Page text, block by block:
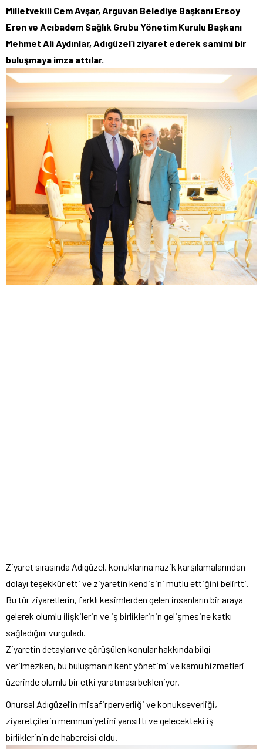
Milletvekili Cem Avşar, Arguvan Belediye Başkanı Ersoy
Eren ve Acıbadem Sağlık Grubu Yönetim Kurulu Başkanı
Mehmet Ali Aydınlar, Adıgüzel’i ziyaret ederek samimi bir
buluşmaya imza attılar.
Ziyaret sırasında Adıgüzel, konuklarına nazik karşılamalarından
dolayı teşekkür etti ve ziyaretin kendisini mutlu ettiğini belirtti.
Bu tür ziyaretlerin, farklı kesimlerden gelen insanların bir araya
gelerek olumlu ilişkilerin ve iş birliklerinin gelişmesine katkı
sağladığını vurguladı.
Ziyaretin detayları ve görüşülen konular hakkında bilgi
verilmezken, bu buluşmanın kent yönetimi ve kamu hizmetleri
üzerinde olumlu bir etki yaratması bekleniyor.
Onursal Adıgüzel’in misafirperverliği ve konukseverliği,
ziyaretçilerin memnuniyetini yansıttı ve gelecekteki iş
birliklerinin de habercisi oldu.